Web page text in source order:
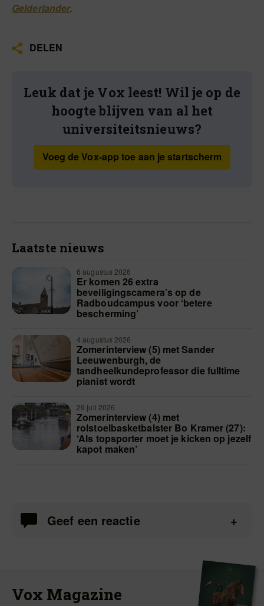
Gelderlander.
DELEN
Leuk dat je Vox leest! Wil je op de
hoogte blijven van al het
universiteitsnieuws?
Voeg de Vox-app toe aan je startscherm
Laatste nieuws
6 augustus 2026
Er komen 26 extra
beveiligingscamera’s op de
Radboudcampus voor ‘betere
bescherming’
4 augustus 2026
Zomerinterview (5) met Sander
Leeuwenburgh, de
tandheelkundeprofessor die fulltime
pianist wordt
29 juli 2026
Zomerinterview (4) met
rolstoelbasketbalster Bo Kramer (27):
‘Als topsporter moet je kicken op jezelf
kapot maken’
Geef een reactie
Vox Magazine